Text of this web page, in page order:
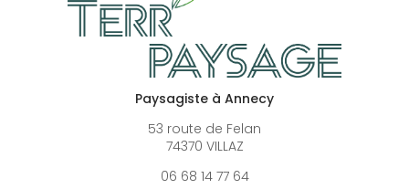
Paysagiste à Annecy
53 route de Felan
74370 VILLAZ
06 68 14 77 64